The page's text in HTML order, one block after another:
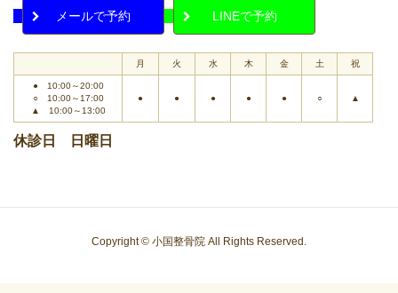
メールで予約 LINEで予約
月 火 水 木 金 土 祝
● 10:00～20:00
○ 10:00～17:00
▲ 10:00～13:00
● ● ● ● ● ○ ▲
休診日 日曜日
Copyright © 小国整骨院 All Rights Reserved.